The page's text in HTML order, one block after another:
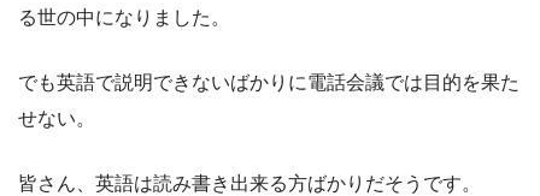
る世の中になりました。
でも英語で説明できないばかりに電話会議では目的を果た
せない。
皆さん、英語は読み書き出来る方ばかりだそうです。